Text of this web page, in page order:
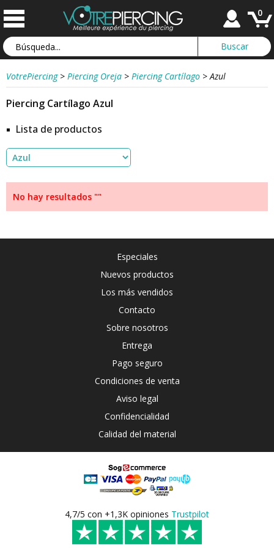
0
VotrePiercing > Piercing Oreja > Piercing Cartílago > Azul
Piercing Cartílago Azul
Lista de productos
No hay resultados ""
Especiales
Nuevos productos
Los más vendidos
Contacto
Sobre nosotros
Entrega
Pago seguro
Condiciones de venta
Aviso legal
Confidencialidad
Calidad del material
4,7/5 con +1,3K opiniones Trustpilot